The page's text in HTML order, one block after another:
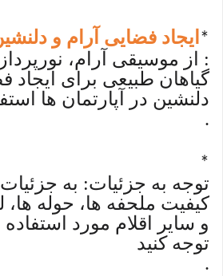
* ایجاد فضایی آرام و
: از موسیقی آرام،
گیاهان طبیعی برای ایجاد
دلنشین در آپارتمان ها
.
*
توجه به جزئیات: به
کیفیت ملحفه ها، حوله ها،
و سایر اقلام مورد استفاده
توجه کنید
.